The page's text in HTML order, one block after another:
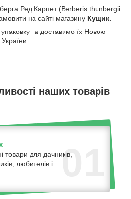
Ред Карпет (Berberis thunbergii
на сайті магазину Кущик.
та доставимо їх Новою
наших товарів
01
товари для дачників,
любителів і